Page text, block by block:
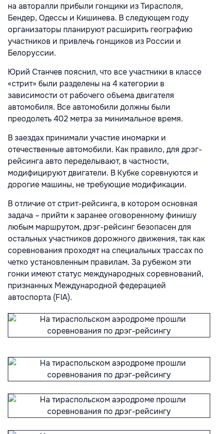
на авторалли прибыли гонщики из Тирасполя,
Бендер, Одессы и Кишинева. В следующем году
организаторы планируют расширить географию
участников и привлечь гонщиков из России и
Белоруссии.
Юрий Станчев пояснил, что все участники в классе
«стрит» были разделены на 4 категории в
зависимости от рабочего объема двигателя
автомобиля. Все автомобили должны были
преодолеть 402 метра за минимальное время.
В заездах принимали участие иномарки и
отечественные автомобили. Как правило, для дрэг-
рейсинга авто переделывают, в частности,
модифицируют двигатели. В Кубке соревнуются и
дорогие машины, не требующие модификации.
В отличие от стрит-рейсинга, в котором основная
задача – прийти к заранее оговоренному финишу
любым маршрутом, дрэг-рейсинг безопасен для
остальных участников дорожного движения, так как
соревнования проходят на специальных трассах по
четко установленным правилам. За рубежом эти
гонки имеют статус международных соревнований,
признанных Международной федерацией
автоспорта (FIA).